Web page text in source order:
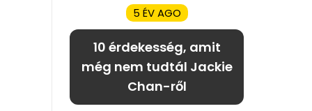
5 ÉV AGO
10 érdekesség, amit
még nem tudtál Jackie
Chan-ről